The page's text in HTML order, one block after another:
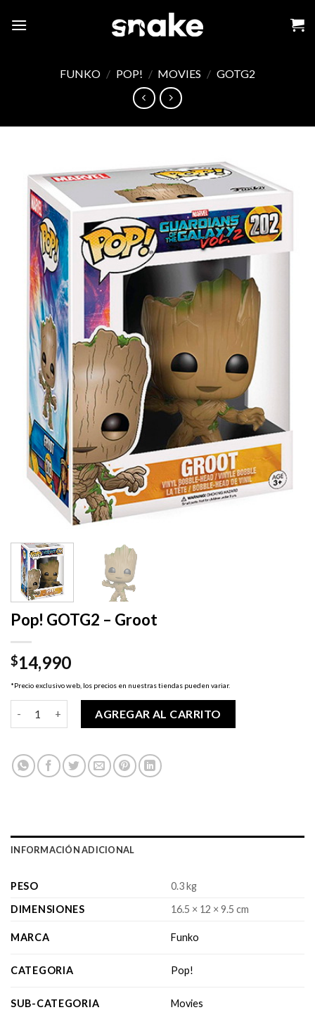
FUNKO / POP! / MOVIES / GOTG2
Pop! GOTG2 – Groot
$14,990
*Precio exclusivo web, los precios en nuestras tiendas pueden variar.
AGREGAR AL CARRITO
INFORMACIÓN ADICIONAL
PESO
0.3 kg
DIMENSIONES
16.5 × 12 × 9.5 cm
MARCA Funko
CATEGORIA Pop!
SUB-CATEGORIA Movies